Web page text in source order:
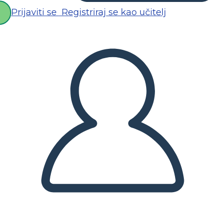
Prijaviti se Registriraj se kao učitelj